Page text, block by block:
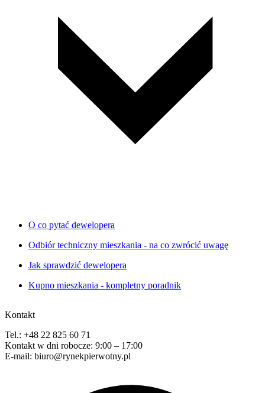
O co pytać dewelopera
Odbiór techniczny mieszkania - na co zwrócić uwagę
Jak sprawdzić dewelopera
Kupno mieszkania - kompletny poradnik
Kontakt
Tel.: +48 22 825 60 71
Kontakt w dni robocze: 9:00 – 17:00
E-mail: biuro@rynekpierwotny.pl